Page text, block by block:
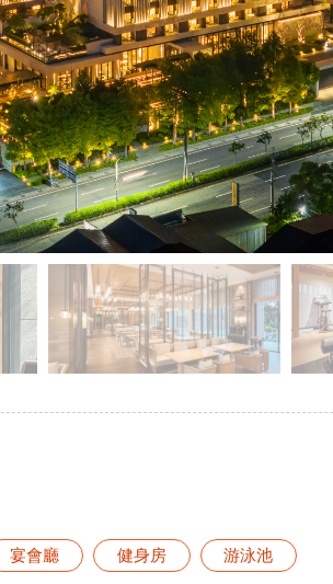
宴會廳 健身房 游泳池